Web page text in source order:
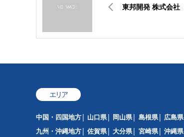
東邦開発 株式会社
エリア
中国・四国地方 山口県 岡山県 島根県 広島県
九州・沖縄地方
佐賀県 大分県 宮崎県 沖縄県